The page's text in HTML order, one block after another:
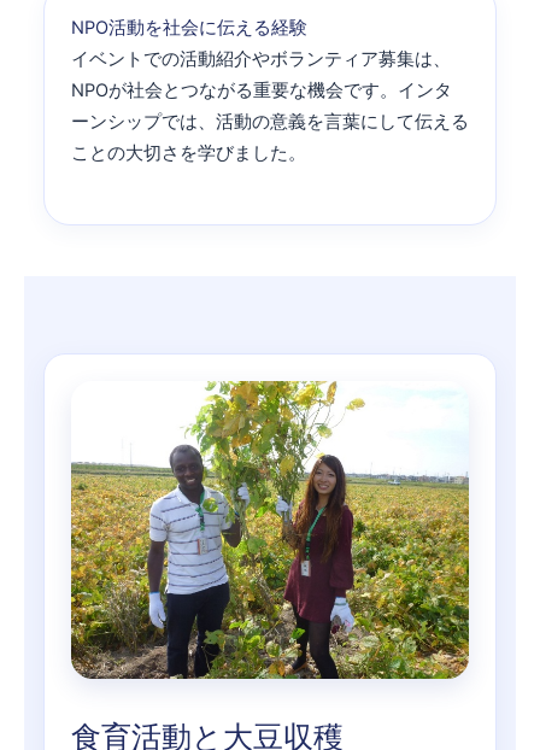
NPO活動を社会に伝える経験
イベントでの活動紹介やボランティア募集は、
NPOが社会とつながる重要な機会です。インタ
ーンシップでは、活動の意義を言葉にして伝える
ことの大切さを学びました。
食育活動と大豆収穫